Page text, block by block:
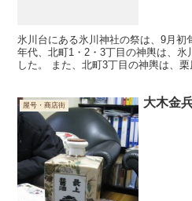
氷川台にある氷川神社の祭は、9月初
年代、北町1・2・3丁目の神輿は、氷
した。 また、北町3丁目の神輿は
屋号・商店街 大木金